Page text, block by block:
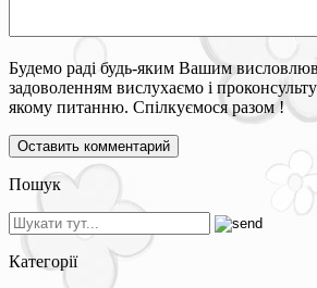
Будемо раді будь-яким Вашим
задоволенням вислухаємо і
якому питанню. Спілкуємося разом !
Пошук
Категорії